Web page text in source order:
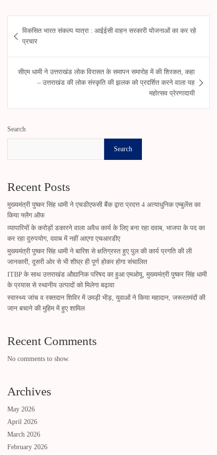
ts
A
pp
se
ng
er
bo
ok
tte
r
gr
a
m
ail re
navigation
विकसित भारत संकल्प यात्रा : आईईसी वाहन सरकारी योजनाओं का कर रहे
प्रचार
सीएम धामी ने उत्तराखंड लोक विरासत के समापन समारोह में की शिरकत, कहा
– उत्तराखंड की लोक संस्कृति की झलक को प्रदर्शित करने वाला यह
महोत्सव प्रेरणादायी
Search
Search
Recent Posts
मुख्यमंत्री पुष्कर सिंह धामी ने एचडीएफसी बैंक द्वारा प्रदत्त 4 अत्याधुनिक एम्बुलेंस का
किया फ्लैग ऑफ
व्यापारियों के करोड़ों डकारने वाला अवैध कार्य के लिए बना रहा दवाब, भाजपा के पद का
कर रहा दुरुपयोग, दवाब में नहीं आएगा एचआरडीए
मुख्यमंत्री पुष्कर सिंह धामी ने बारिश से क्षतिग्रस्त हुए पुल की कार्य प्रगति की ली
जानकारी, दूसरी ओर से भी शीघ्र ही पूर्ण होकर होगा संचालित
ITBP के साथ उत्तराखंड औद्यानिक परिषद का हुआ एमओयू, मुख्यमंत्री पुष्कर सिंह धामी
के प्रयास से स्थानीय उत्पादों को मिलेगा बढ़ावा
स्वास्थ्य जांच व रक्तदान शिविर में उमड़ी भीड़, युवाओं ने किया महादान, जरूरतमंदों की
जान बचाने की मुहिम में हुए शामिल
Recent Comments
No comments to show.
Archives
May 2026
April 2026
March 2026
February 2026